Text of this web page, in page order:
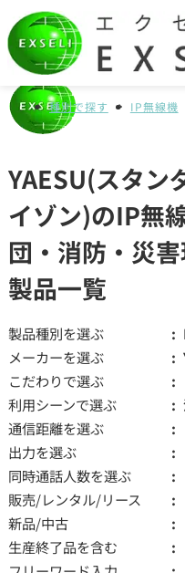
種別で探す IP無線機
YAESU(スタン
イゾン)のIP無
団・消防・災
製品一覧
製品種別を選ぶ
メーカーを選ぶ
こだわりで選ぶ
利用シーンで選ぶ
通信距離を選ぶ
出力を選ぶ
同時通話人数を選ぶ
販売/レンタル/リース
新品/中古
生産終了品を含む